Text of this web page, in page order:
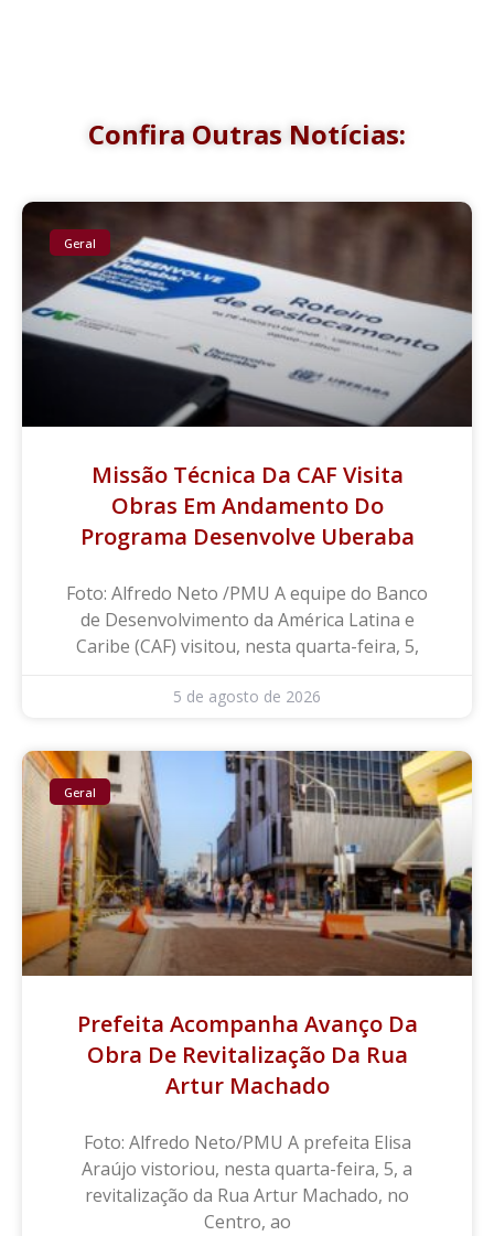
Confira Outras Notícias:
Geral
Missão Técnica Da CAF Visita
Obras Em Andamento Do
Programa Desenvolve Uberaba
Foto: Alfredo Neto /PMU A equipe do Banco
de Desenvolvimento da América Latina e
Caribe (CAF) visitou, nesta quarta-feira, 5,
5 de agosto de 2026
Geral
Prefeita Acompanha Avanço Da
Obra De Revitalização Da Rua
Artur Machado
Foto: Alfredo Neto/PMU A prefeita Elisa
Araújo vistoriou, nesta quarta-feira, 5, a
revitalização da Rua Artur Machado, no
Centro, ao